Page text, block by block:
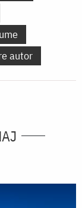
autor